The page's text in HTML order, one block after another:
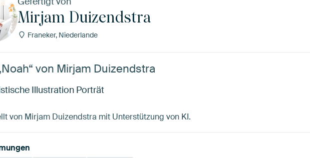
Mirjam Duizendstra
Franeker, Niederlande
von Mirjam Duizendstra
Illustration Porträt
von Mirjam Duizendstra mit Unterstützung von KI.